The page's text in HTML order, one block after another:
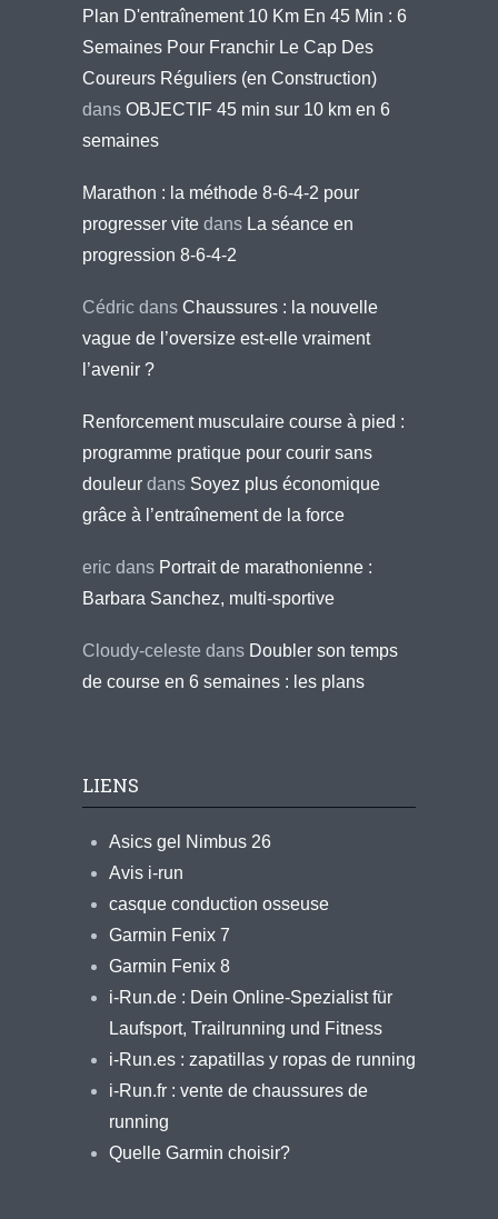
Plan D'entraînement 10 Km En 45 Min : 6
Semaines Pour Franchir Le Cap Des
Coureurs Réguliers (en Construction)
dans OBJECTIF 45 min sur 10 km en 6
semaines
Marathon : la méthode 8-6-4-2 pour
progresser vite dans La séance en
progression 8-6-4-2
Cédric dans Chaussures : la nouvelle
vague de l’oversize est-elle vraiment
l’avenir ?
Renforcement musculaire course à pied :
programme pratique pour courir sans
douleur dans Soyez plus économique
grâce à l’entraînement de la force
eric dans Portrait de marathonienne :
Barbara Sanchez, multi-sportive
Cloudy-celeste dans Doubler son temps
de course en 6 semaines : les plans
LIENS
Asics gel Nimbus 26
Avis i-run
casque conduction osseuse
Garmin Fenix 7
Garmin Fenix 8
i-Run.de : Dein Online-Spezialist für
Laufsport, Trailrunning und Fitness
i-Run.es : zapatillas y ropas de running
i-Run.fr : vente de chaussures de
running
Quelle Garmin choisir?